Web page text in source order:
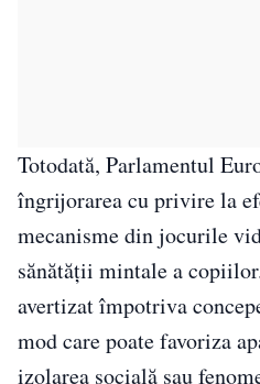
Totodată, Parlamentul
îngrijorarea cu privire la
mecanisme din jocurile
sănătății mintale a
avertizat împotriva
mod care poate favoriza
izolarea socială sau